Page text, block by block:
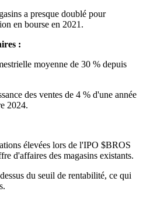
a presque doublé pour
en bourse en 2021.
:
moyenne de 30 % depuis
des ventes de 4 % d'une année
2024.
élevées lors de l'IPO $BROS
d'affaires des magasins existants.
du seuil de rentabilité, ce qui